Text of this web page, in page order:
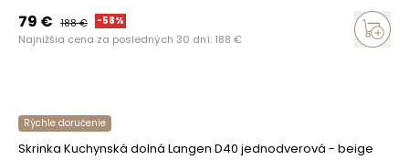
79 € 188€ -58%
Najnižšia cena za posledných 30 dní: 188 €
Rýchle doručenie
Skrinka Kuchynská dolná Langen D40 jednodverová - beige